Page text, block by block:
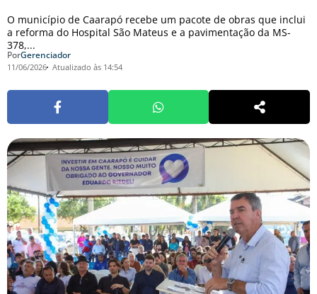
O município de Caarapó recebe um pacote de obras que inclui
a reforma do Hospital São Mateus e a pavimentação da MS-
378,...
PorGerenciador
11/06/2026 Atualizado às 14:54